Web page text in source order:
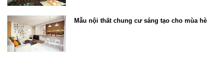
Mẫu nội thất chung cư sáng tạo cho mùa hè